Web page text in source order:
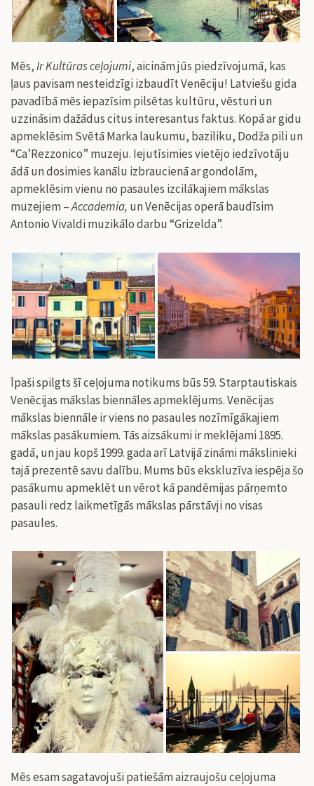
Mēs,Ir Kultūras ceļojumi, aicinām jūs piedzīvojumā, kas
ļaus pavisam nesteidzīgi izbaudīt Venēciju! Latviešu gida
pavadībā mēs iepazīsim pilsētas kultūru, vēsturi un
uzzināsim dažādus citus interesantus faktus. Kopā ar gidu
apmeklēsim Svētā Marka laukumu, baziliku, Dodža pili un
“Ca’Rezzonico” muzeju. Iejutīsimies vietējo iedzīvotāju
ādā un dosimies kanālu izbraucienā ar gondolām,
apmeklēsim vienu no pasaules izcilākajiem mākslas
muzejiem –Accademia, un Venēcijas operā baudīsim
Antonio Vivaldi muzikālo darbu “Grizelda”.
Īpaši spilgts šī ceļojuma notikums būs 59. Starptautiskais
Venēcijas mākslas biennāles apmeklējums. Venēcijas
mākslas biennāle ir viens no pasaules nozīmīgākajiem
mākslas pasākumiem. Tās aizsākumi ir meklējami 1895.
gadā, un jau kopš 1999. gada arī Latvijā zināmi mākslinieki
tajā prezentē savu dalību. Mums būs ekskluzīva iespēja šo
pasākumu apmeklēt un vērot kā pandēmijas pārņemto
pasauli redz laikmetīgās mākslas pārstāvji no visas
pasaules.
Mēs esam sagatavojuši patiešām aizraujošu ceļojuma